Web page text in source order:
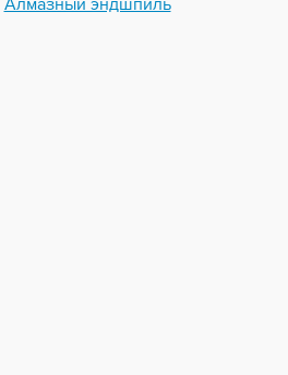
Алмазный эндшпиль